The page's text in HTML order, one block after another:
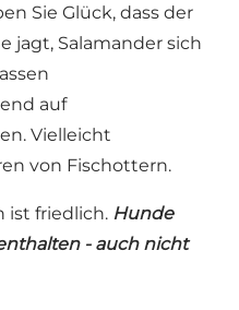
Sie Glück, dass der
jagt, Salamander sich
auf
Vielleicht
von Fischottern.
ist friedlich. Hunde
- auch nicht